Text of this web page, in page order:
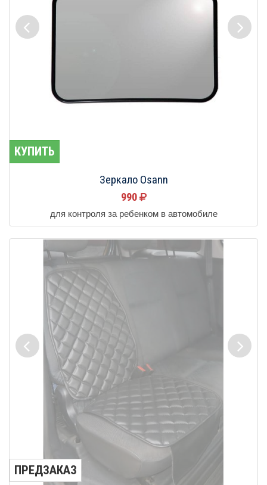
КУПИТЬ
Зеркало Osann
990
для контроля за ребенком в автомобиле
ПРЕДЗАКАЗ